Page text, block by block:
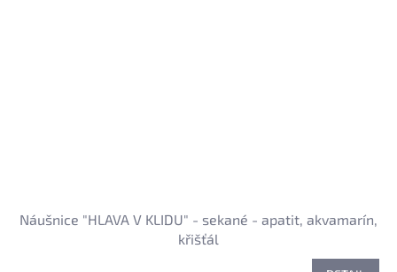
Náušnice "HLAVA V KLIDU" - sekané - apatit, akvamarín,
křišťál